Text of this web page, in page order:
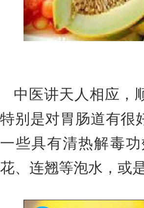
中医讲天人相应，
特别是对胃肠道有很
一些具有清热解毒
花、连翘等泡水，或